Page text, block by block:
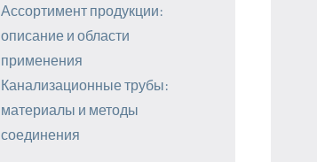
Ассортимент продукции:
описание и области
применения
Канализационные трубы:
материалы и методы
соединения